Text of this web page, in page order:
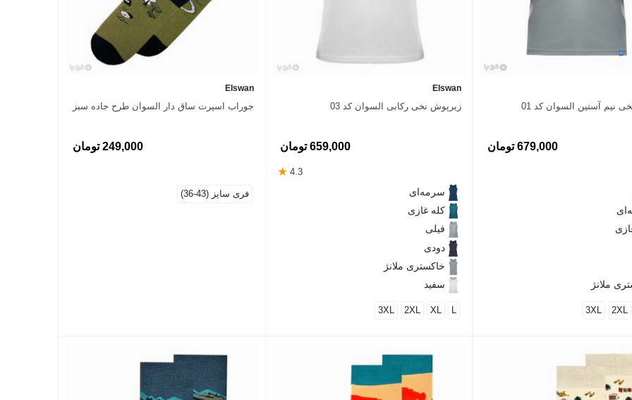
نیم آستین السوان کد 01
679,000 تومان
ملانژ
2XL
3XL
Elswan
زیرپوش نخی رکابی السوان کد 03
659,000 تومان
4.3
★
سرمه‌ای
کله غازی
فیلی
دودی
خاکستری ملانژ
سفید
L
XL
2XL
3XL
Elswan
جوراب اسپرت ساق دار السوان طرح جاده سبز
249,000 تومان
فری سایز (43-36)